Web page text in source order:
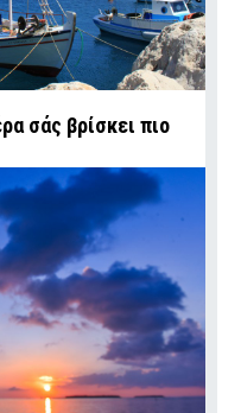
σάς βρίσκει πιο